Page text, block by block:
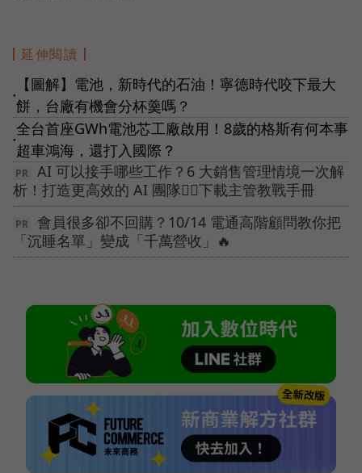
延伸閱讀
●
【圖解】電池，新時代的石油！寧德時代咬下最大
餅，台廠有機會分杯羹嗎？
●
全台首座GWh電池芯工廠啟用！8歲的格斯有何本事
超車鴻海，還打入國際？
AI 可以接手哪些工作？6 大銷售管理情境一次解
析！打造更高效的 AI 團隊👉🏻下載主管教戰手冊
會員很多卻不回購？10/14 電通高階顧問教你把
「沉睡名單」變成「千萬營收」🔥